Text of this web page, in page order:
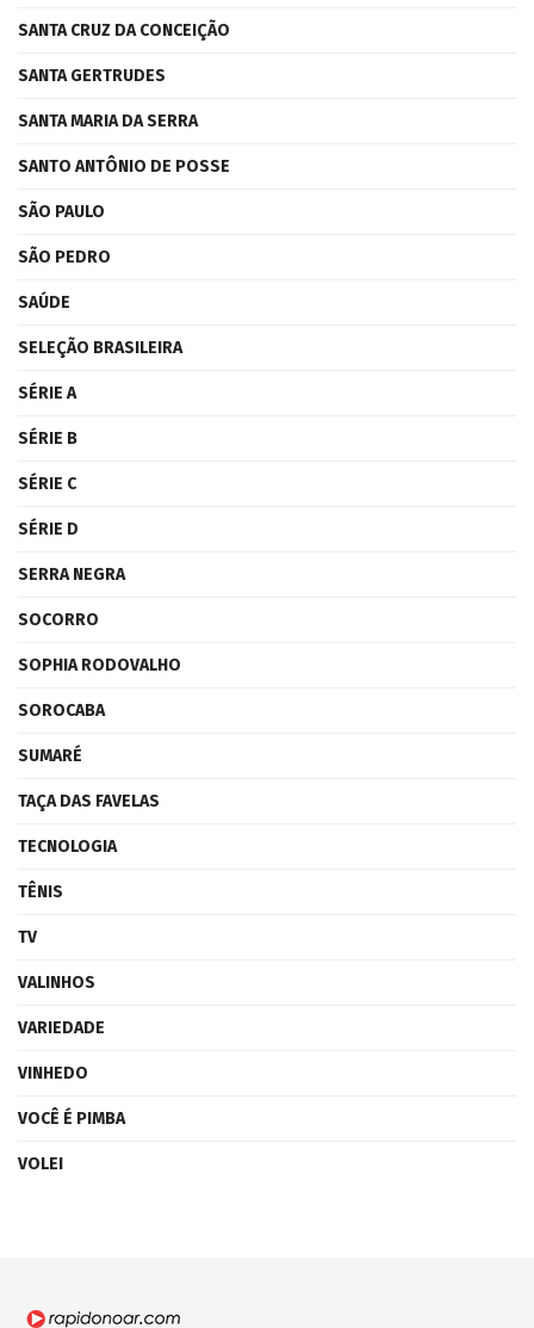
SANTA CRUZ DA CONCEIÇÃO
SANTA GERTRUDES
SANTA MARIA DA SERRA
SANTO ANTÔNIO DE POSSE
SÃO PAULO
SÃO PEDRO
SAÚDE
SELEÇÃO BRASILEIRA
SÉRIE A
SÉRIE B
SÉRIE C
SÉRIE D
SERRA NEGRA
SOCORRO
SOPHIA RODOVALHO
SOROCABA
SUMARÉ
TAÇA DAS FAVELAS
TECNOLOGIA
TÊNIS
TV
VALINHOS
VARIEDADE
VINHEDO
VOCÊ É PIMBA
VOLEI